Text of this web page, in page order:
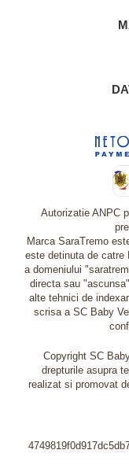
Autorizatie ANPC
Marca SaraTremo
este detinuta de catre
a domeniului
directa sau
alte tehnici de
scrisa a SC Baby
Copyright SC
drepturile asupra
realizat si promovat